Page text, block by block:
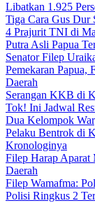
Libatkan 1.925
Tiga Cara Gus Dur
4 Prajurit TNI di
Putra Asli Papua
Senator Filep
Pemekaran Papua,
Daerah
Serangan KKB di
Tok! Ini Jadwal
Dua Kelompok
Pelaku Bentrok di
Kronologinya
Filep Harap Aparat
Daerah
Filep Wamafma:
Polisi Ringkus 2